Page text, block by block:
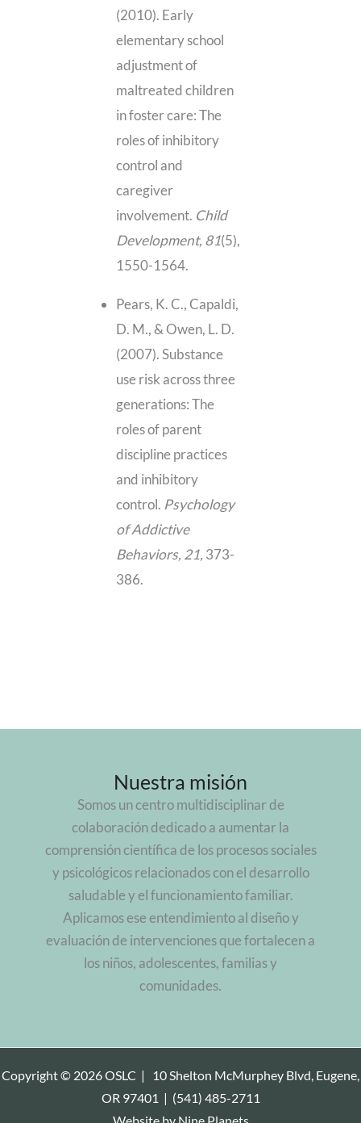
(2010). Early
elementary school
adjustment of
maltreated children
in foster care: The
roles of inhibitory
control and
caregiver
involvement. Child
Development, 81(5),
1550-1564.
Pears, K. C., Capaldi,
D. M., & Owen, L. D.
(2007). Substance
use risk across three
generations: The
roles of parent
discipline practices
and inhibitory
control. Psychology
of Addictive
Behaviors, 21, 373-
386.
Nuestra misión
Somos un centro multidisciplinar de
colaboración dedicado a aumentar la
comprensión científica de los procesos sociales
y psicológicos relacionados con el desarrollo
saludable y el funcionamiento familiar.
Aplicamos ese entendimiento al diseño y
evaluación de intervenciones que fortalecen a
los niños, adolescentes, familias y
comunidades.
Copyright © 2026 OSLC |
10 Shelton McMurphey Blvd, Eugene,
OR 97401 | (541) 485-2711